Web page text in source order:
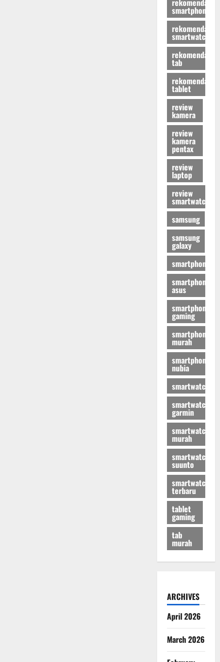
smartphone
rekomendasi
smartwatch
rekomendasi
tab
rekomendasi
tablet
review
kamera
review
kamera
pentax
review
laptop
review
smartwatch
samsung
samsung
galaxy
smartphone
smartphone
asus
smartphone
gaming
smartphone
murah
smartphone
nubia
smartwatch
smartwatch
garmin
smartwatch
murah
smartwatch
suunto
smartwatch
terbaru
tablet
gaming
tab
murah
ARCHIVES
April 2026
March 2026